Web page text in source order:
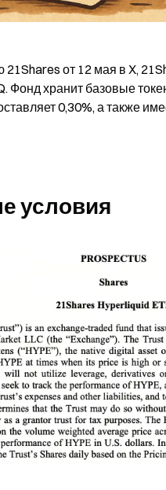
от 12 мая в X,
Фонд хранит базовые
0,30%, а также
условия